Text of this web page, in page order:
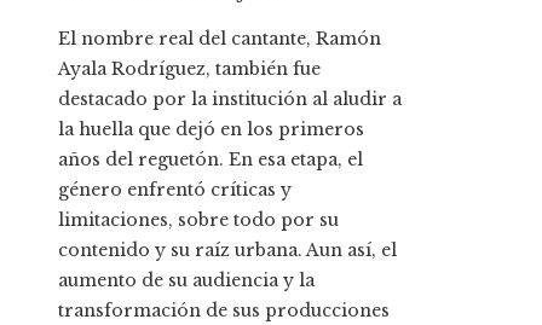
El nombre real del cantante, Ramón
Ayala Rodríguez, también fue
destacado por la institución al aludir a
la huella que dejó en los primeros
años del reguetón. En esa etapa, el
género enfrentó críticas y
limitaciones, sobre todo por su
contenido y su raíz urbana. Aun así, el
aumento de su audiencia y la
transformación de sus producciones